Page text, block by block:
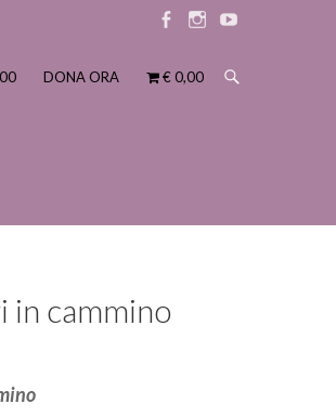
ElementoElemento
DONA ORA € 0,00
in cammino